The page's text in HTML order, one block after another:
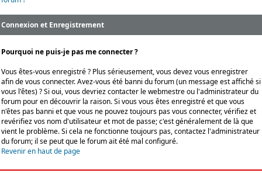
Connexion et Enregistrement
Pourquoi ne puis-je pas me connecter ?
Vous êtes-vous enregistré ? Plus sérieusement, vous devez vous enregistrer
afin de vous connecter. Avez-vous été banni du forum (un message est affiché si
vous l'êtes) ? Si oui, vous devriez contacter le webmestre ou l'administrateur du
forum pour en découvrir la raison. Si vous vous êtes enregistré et que vous
n'êtes pas banni et que vous ne pouvez toujours pas vous connecter, vérifiez et
revérifiez vos nom d'utilisateur et mot de passe; c'est généralement de là que
vient le problème. Si cela ne fonctionne toujours pas, contactez l'administrateur
du forum; il se peut que le forum ait été mal configuré.
Revenir en haut de page